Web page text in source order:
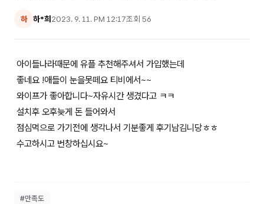
하 하*희 2023. 9. 11. PM 12:17조회 56
아이들나라때문에 유플 추천해주셔서 가입했는데
좋네요 !애들이 눈을못떼요 티비에서~~
와이프가 좋아합니다~자유시간 생겼다고 ㅋㅋ
설치후 오후늦게 돈 들어와서
점심먹으로 가기전에 생각나서 기분좋게 후기남김니당ㅎㅎ
수고하시고 번창하십시요~
#만족도